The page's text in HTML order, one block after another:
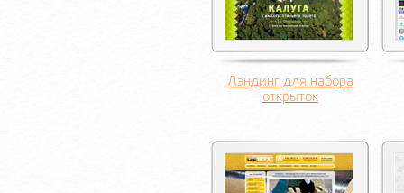
Лэндинг для набора
открыток